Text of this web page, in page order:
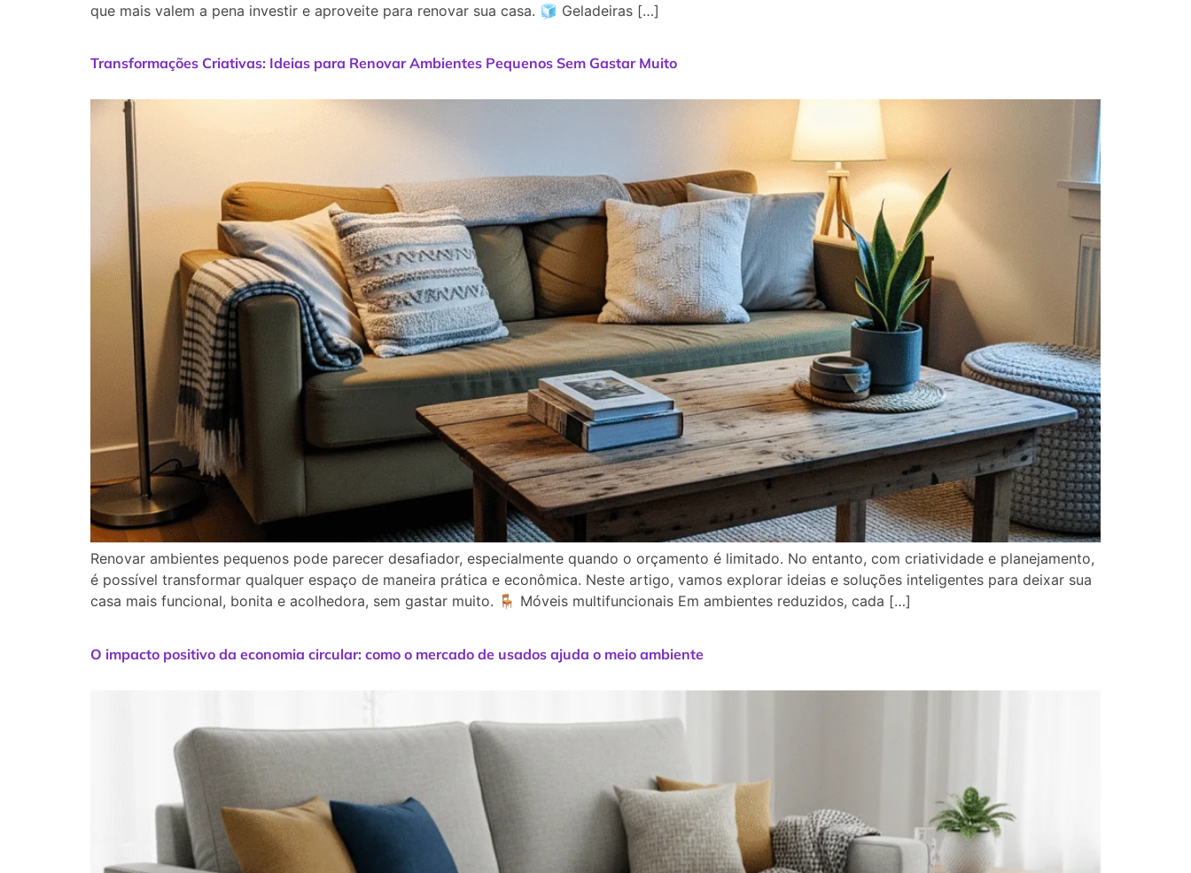
que mais valem a pena investir e aproveite para renovar sua casa. 🧊 Geladeiras […]
Transformações Criativas: Ideias para Renovar Ambientes Pequenos Sem Gastar Muito
Renovar ambientes pequenos pode parecer desafiador, especialmente quando o orçamento é limitado. No entanto, com criatividade e planejamento,
é possível transformar qualquer espaço de maneira prática e econômica. Neste artigo, vamos explorar ideias e soluções inteligentes para deixar sua
casa mais funcional, bonita e acolhedora, sem gastar muito. 🪑 Móveis multifuncionais Em ambientes reduzidos, cada […]
O impacto positivo da economia circular: como o mercado de usados ajuda o meio ambiente